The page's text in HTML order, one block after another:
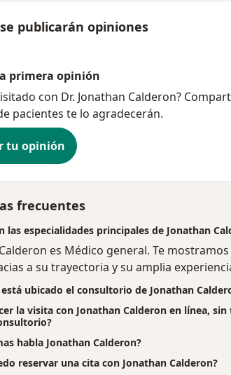
publicarán opiniones
primera opinión
con Dr. Jonathan Calderon?
pacientes te lo agradecerán.
tu opinión
frecuentes
las especialidades principales de Jonathan
es Médico general. Te
a su trayectoria y su amplia
ubicado el consultorio de Jonathan
la visita con Jonathan Calderon en línea,
habla Jonathan Calderon?
reservar una cita con Jonathan Calderon?